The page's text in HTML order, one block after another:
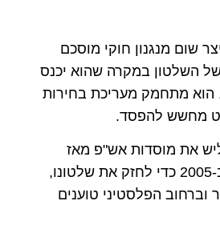
שום מנגנון חוקי מוסכם
השלטון במקרה שהוא יכנס
הוא מתחמק מעריכת בחירות
מחשש להפסד.
את מוסדות אש"פ מאז
2005 כדי לחזק את שלטונו,
וברחוב הפלסטיני טוענים